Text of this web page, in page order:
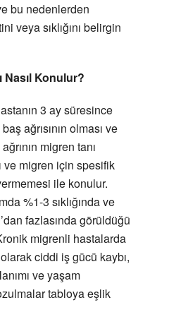
bu nedenlerden
veya sıklığını belirgin
Nasıl Konulur?
3 ay süresince
ağrısının olması ve
migren tanı
ve migren için spesifik
ile konulur.
%1-3 sıklığında ve
fazlasında görüldüğü
migrenli hastalarda
olarak ciddi iş gücü kaybı,
ve yaşam
tabloya eşlik